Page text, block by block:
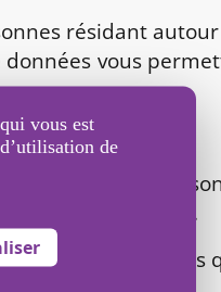
vous est
de
résidant
données vous
utilisées
des Données).
des prospects